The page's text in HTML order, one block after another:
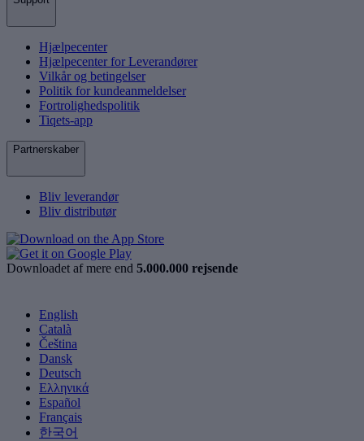
Hjælpecenter
Hjælpecenter for Leverandører
Vilkår og betingelser
Politik for kundeanmeldelser
Fortrolighedspolitik
Tiqets-app
Partnerskaber
Bliv leverandør
Bliv distributør
Downloadet af mere end 5.000.000 rejsende
English
Català
Čeština
Dansk
Deutsch
Ελληνικά
Español
Français
한국어